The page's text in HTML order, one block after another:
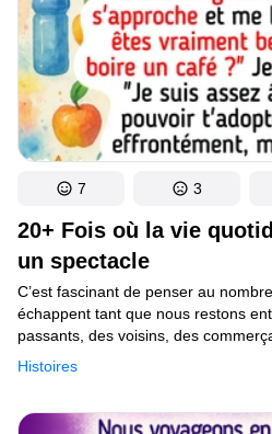
20+ Fois où la vie
un spectacle
Histoires
C’est fascinant de penser au
échappent tant que nous restons
passants, des voisins, des
vie, et c’est pourtant autour d’eux
éphémères, tantôt hilarants, tantôt
nécessaire !
7 3